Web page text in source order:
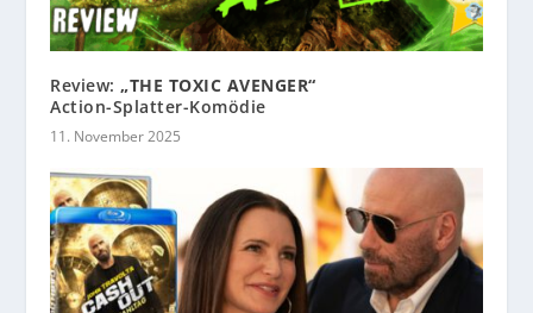
Review: „THE TOXIC AVENGER“
Action-Splatter-Komödie
11. November 2025